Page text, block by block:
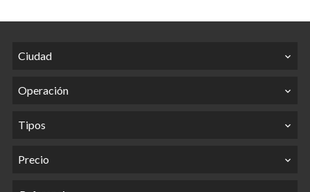
Ciudad
Operación
Tipos
Precio